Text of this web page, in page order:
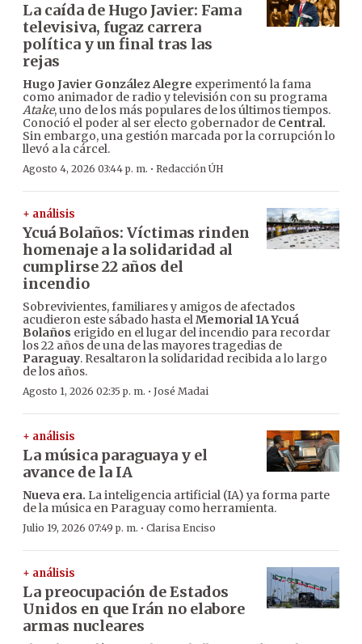
La caída de Hugo Javier: Fama
televisiva, fugaz carrera
política y un final tras las
rejas
Hugo Javier González Alegre experimentó la fama
como animador de radio y televisión con su programa
Atake, uno de los más populares de los últimos tiempos.
Conoció el poder al ser electo gobernador de Central.
Sin embargo, una gestión marcada por la corrupción lo
llevó a la cárcel.
Agosto 4, 2026 03:44 p. m. · Redacción ÚH
+ análisis
Ycuá Bolaños: Víctimas rinden
homenaje a la solidaridad al
cumplirse 22 años del
incendio
Sobrevivientes, familiares y amigos de afectados
acudieron este sábado hasta elMemorial 1A Ycuá
Bolaños erigido en el lugar del incendio para recordar
los 22 años de una de las mayores tragedias de
Paraguay. Resaltaron la solidaridad recibida a lo largo
de los años.
Agosto 1, 2026 02:35 p. m. · José Madai
+ análisis
La música paraguaya y el
avance de la IA
Nueva era. La inteligencia artificial (IA) ya forma parte
de la música en Paraguay como herramienta.
Julio 19, 2026 07:49 p. m. · Clarisa Enciso
+ análisis
La preocupación de Estados
Unidos en que Irán no elabore
armas nucleares